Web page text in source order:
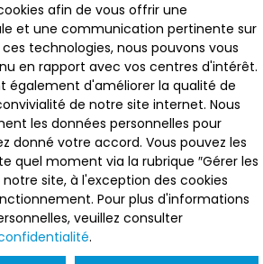
afin de vous offrir une
et une communication pertinente sur
technologies, nous pouvons vous
en rapport avec vos centres d'intérêt.
également d'améliorer la qualité de
de notre site internet. Nous
les données personnelles pour
donné votre accord. Vous pouvez les
quel moment via la rubrique ″Gérer les
notre site, à l'exception des cookies
Pour plus d'informations
veuillez consulter
.